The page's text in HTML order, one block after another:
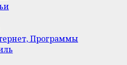
Программы